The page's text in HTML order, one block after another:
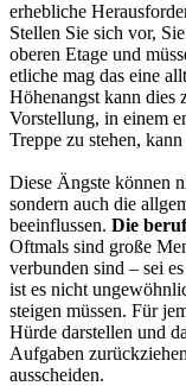
erhebliche
Stellen Sie sich vor,
oberen Etage und
etliche mag das eine
Höhenangst kann dies
Vorstellung, in einem
Treppe zu stehen,
Diese Ängste können
sondern auch die
beeinflussen. Die
Oftmals sind große
verbunden sind – sei
ist es nicht
steigen müssen. Für
Hürde darstellen und
Aufgaben
ausscheiden.